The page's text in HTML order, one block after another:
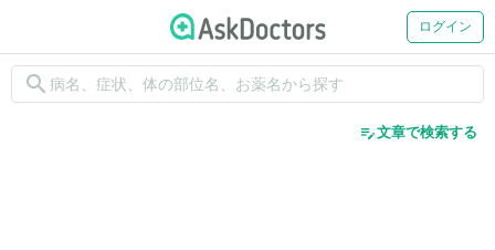
ログイン
search
edit_note文章で検索する